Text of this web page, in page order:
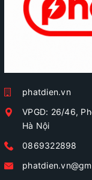
phatdien.vn
VPGD: 26/46,
Hà Nội
0869322898